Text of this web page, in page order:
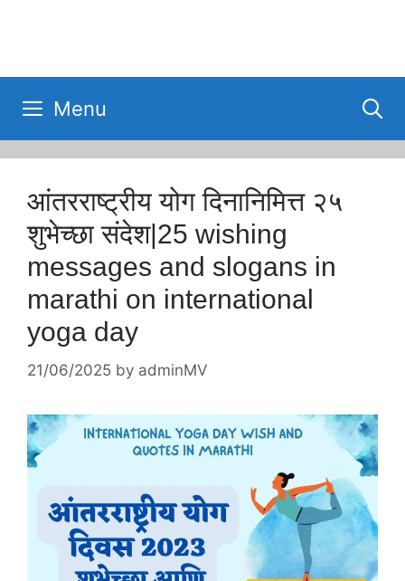
Menu
आंतरराष्ट्रीय योग दिनानिमित्त २५
शुभेच्छा संदेश|25 wishing
messages and slogans in
marathi on international
yoga day
21/06/2025 by adminMV